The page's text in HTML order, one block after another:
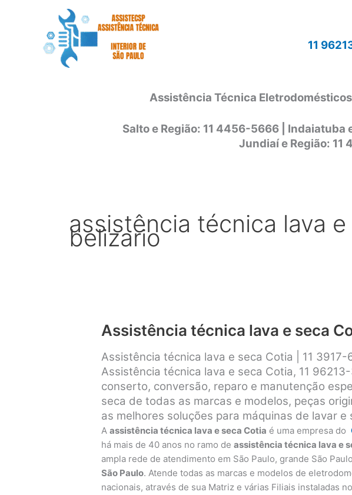
11
Assistência Técnica
Salto e Região: 11 4456-5666 |
Jundiaí e Região: 11
assistência técnica lava
belizario
Assistência técnica lava e seca
Assistência técnica lava e seca Cotia | 11 3917-
Assistência técnica lava e seca Cotia, 11
conserto, conversão, reparo e manutenção
seca de todas as marcas e modelos, peças
as melhores soluções para máquinas de lavar e
Aassistência técnica lava e seca Cotia é uma empresa do
há mais de 40 anos no ramo deassistência técnica lava e
ampla rede de atendimento em São Paulo, grande São
São Paulo. Atende todas as marcas e modelos de
nacionais, através de sua Matriz e várias Filiais instaladas